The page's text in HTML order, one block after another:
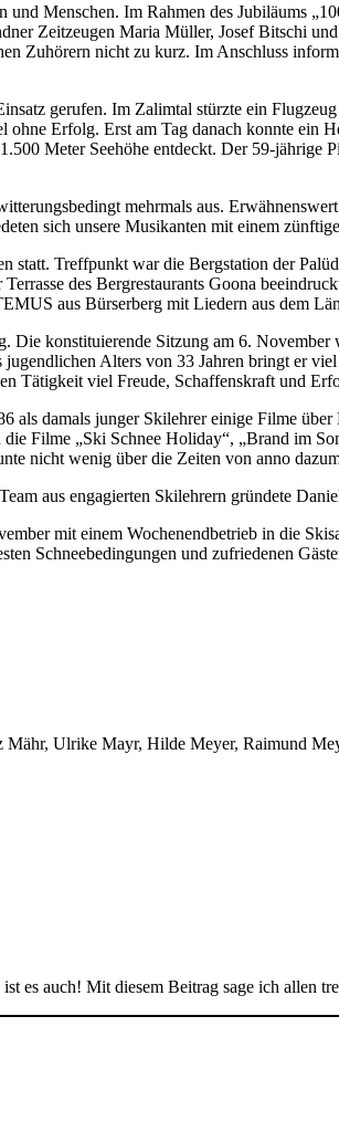
Menschen. Im Rahmen des Jubiläums
Zeitzeugen Maria Müller, Josef Bitschi
Zuhörern nicht zu kurz. Im Anschluss
gerufen. Im Zalimtal stürzte ein
Erfolg. Erst am Tag danach konnte ein
Meter Seehöhe entdeckt. Der 59-jährige
mehrmals aus.
sich unsere Musikanten mit einem
Treffpunkt war die Bergstation der
des Bergrestaurants Goona
aus Bürserberg mit Liedern aus dem
Die konstituierende Sitzung am 6.
Alters von 33 Jahren bringt er
Tätigkeit viel Freude, Schaffenskraft und
damals junger Skilehrer einige Filme
Filme „Ski Schnee Holiday“, „Brand im
nicht wenig über die Zeiten von anno
aus engagierten Skilehrern gründete
mit einem Wochenendbetrieb in die
Schneebedingungen und zufriedenen
Ulrike Mayr, Hilde Meyer, Raimund
es auch! Mit diesem Beitrag sage ich allen